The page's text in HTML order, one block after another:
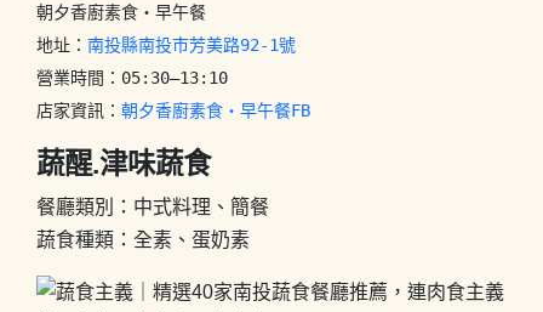
朝夕香廚素食‧早午餐
地址： 南投縣南投市芳美路92-1號
營業時間：05:30–13:10
店家資訊： 朝夕香廚素食‧早午餐FB
蔬醒.津味蔬食
餐廳類別：中式料理、簡餐
蔬食種類：全素、蛋奶素